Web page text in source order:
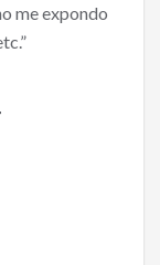
me expondo